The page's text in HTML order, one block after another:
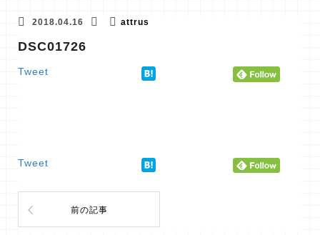
2018.04.16 attrus
DSC01726
Tweet
Tweet
前の記事